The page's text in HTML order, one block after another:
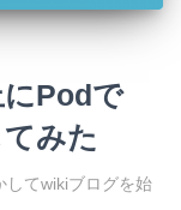
Podで
みた
てwikiブログを始